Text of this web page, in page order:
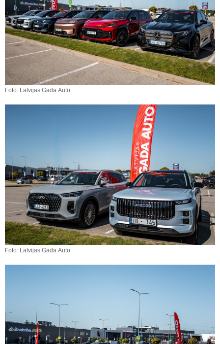
Foto: Latvijas Gada Auto
Foto: Latvijas Gada Auto